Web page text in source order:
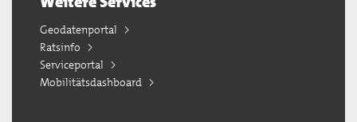
Geodatenportal
Ratsinfo
Serviceportal
Mobilitätsdashboard